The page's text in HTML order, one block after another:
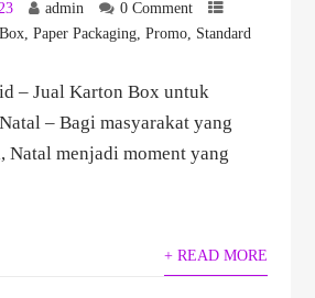
admin
0 Comment
, Paper Packaging, Promo, Standard
– Jual Karton Box untuk
– Bagi masyarakat yang
Natal menjadi moment yang
+ READ MORE